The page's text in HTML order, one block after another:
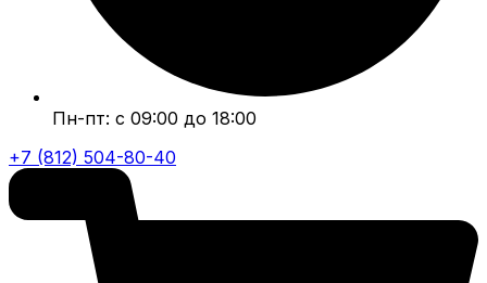
Пн-пт: с 09:00 до 18:00
+7 (812) 504-80-40